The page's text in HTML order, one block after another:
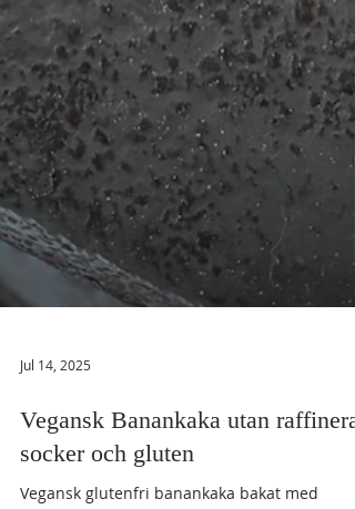
Jul 14, 2025
Vegansk Banankaka utan raffinerat